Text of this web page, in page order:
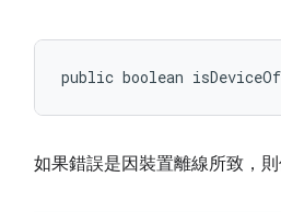
public boolean
如果錯誤是因裝置離線所致，則